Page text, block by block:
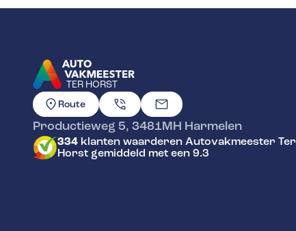
TER HORST
GA NAAR DE HOMEPAGINA
Route
Productieweg 5, 3481MH Harmelen
334 klanten waarderen Autovakmeester Ter
Horst gemiddeld met een 9.3